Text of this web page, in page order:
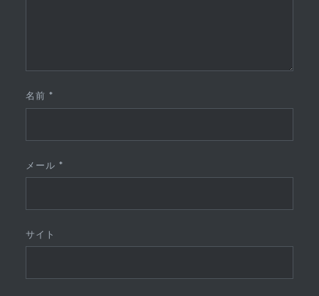
名前 *
メール*
サイト